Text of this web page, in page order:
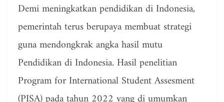
Demi meningkatkan pendidikan di Indonesia,
pemerintah terus berupaya membuat strategi
guna mendongkrak angka hasil mutu
Pendidikan di Indonesia. Hasil penelitian
Program for International Student Assesment